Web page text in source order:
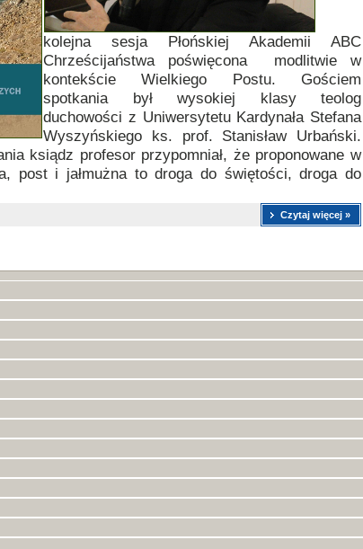
kolejna sesja Płońskiej Akademii ABC
Chrześcijaństwa poświęcona modlitwie w
kontekście Wielkiego Postu. Gościem
spotkania był wysokiej klasy teolog
duchowości z Uniwersytetu Kardynała Stefana
Wyszyńskiego ks. prof. Stanisław Urbański.
ksiądz profesor przypomniał, że proponowane w
post i jałmużna to droga do świętości, droga do
Czytaj więcej »